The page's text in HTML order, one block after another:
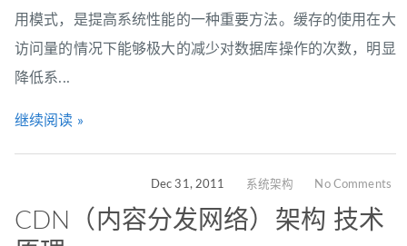
用模式，是提高系统性能的一种重要方法。缓存的使用在大
访问量的情况下能够极大的减少对数据库操作的次数，明显
降低系...
继续阅读 »
Dec 31, 2011 系统架构 No Comments
CDN（内容分发网络）架构 技术